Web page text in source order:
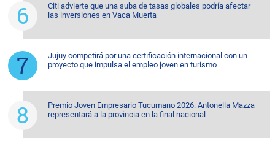
Citi advierte que una suba de tasas globales podría afectar
las inversiones en Vaca Muerta
Jujuy competirá por una certificación internacional con un
proyecto que impulsa el empleo joven en turismo
Premio Joven Empresario Tucumano 2026: Antonella Mazza
representará a la provincia en la final nacional